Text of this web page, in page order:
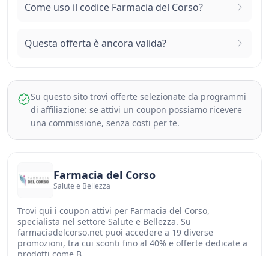
Come uso il codice Farmacia del Corso?
Questa offerta è ancora valida?
Su questo sito trovi offerte selezionate da programmi
di affiliazione: se attivi un coupon possiamo ricevere
una commissione, senza costi per te.
Farmacia del Corso
Salute e Bellezza
Trovi qui i coupon attivi per Farmacia del Corso,
specialista nel settore Salute e Bellezza. Su
farmaciadelcorso.net puoi accedere a 19 diverse
promozioni, tra cui sconti fino al 40% e offerte dedicate a